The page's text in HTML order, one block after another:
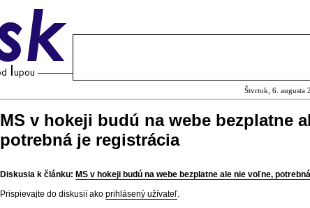
Štvrtok, 6. augusta
MS v hokeji budú na webe bezplatne
potrebná je registrácia
Diskusia k článku: MS v hokeji budú na webe bezplatne ale nie voľne,
Prispievajte do diskusií ako prihlásený užívateľ.